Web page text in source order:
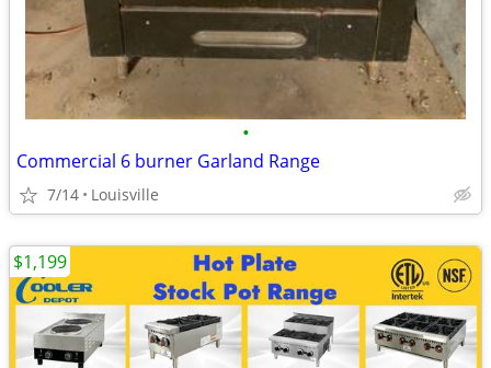
•
Commercial 6 burner Garland Range
7/14 Louisville
$1,199